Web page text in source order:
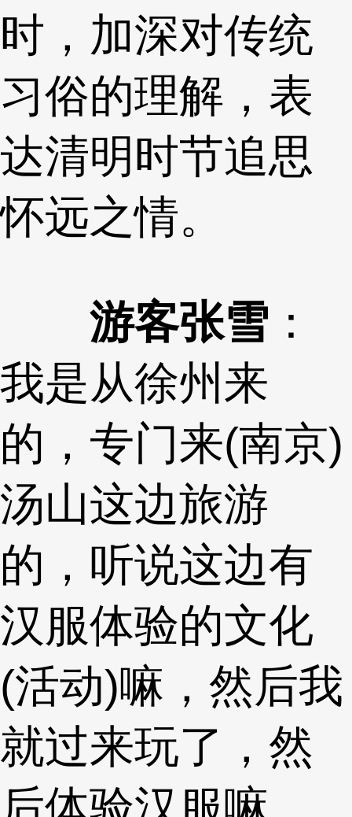
时，加深对传统
习俗的理解，表
达清明时节追思
怀远之情。
游客张雪 ：
我是从徐州来
的，专门来(南京)
汤山这边旅游
的，听说这边有
汉服体验的文化
(活动)嘛，然后我
就过来玩了，然
后体验汉服嘛，